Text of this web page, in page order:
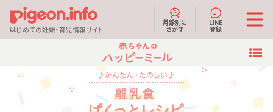
はじめての妊娠・育児情報サイト
月齢別に
さがす
LINE
登録